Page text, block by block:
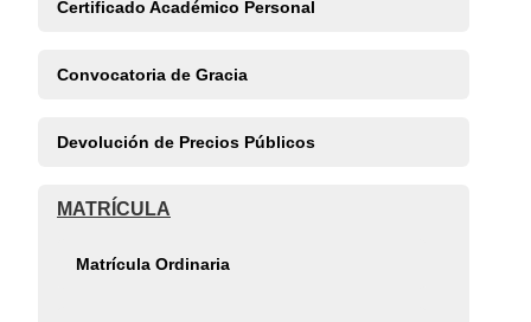
Certificado Académico Personal
Convocatoria de Gracia
Devolución de Precios Públicos
MATRÍCULA
Matrícula Ordinaria